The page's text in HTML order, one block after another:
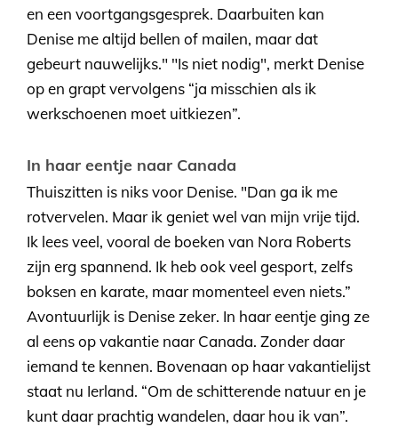
en een voortgangsgesprek. Daarbuiten kan
Denise me altijd bellen of mailen, maar dat
gebeurt nauwelijks." "Is niet nodig", merkt Denise
op en grapt vervolgens “ja misschien als ik
werkschoenen moet uitkiezen”.
In haar eentje naar Canada
Thuiszitten is niks voor Denise. "Dan ga ik me
rotvervelen. Maar ik geniet wel van mijn vrije tijd.
Ik lees veel, vooral de boeken van Nora Roberts
zijn erg spannend. Ik heb ook veel gesport, zelfs
boksen en karate, maar momenteel even niets.”
Avontuurlijk is Denise zeker. In haar eentje ging ze
al eens op vakantie naar Canada. Zonder daar
iemand te kennen. Bovenaan op haar vakantielijst
staat nu Ierland. “Om de schitterende natuur en je
kunt daar prachtig wandelen, daar hou ik van”.